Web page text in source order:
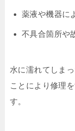
薬液や機器に
不具合箇所や
水に濡れてしま
ことにより修理
す。